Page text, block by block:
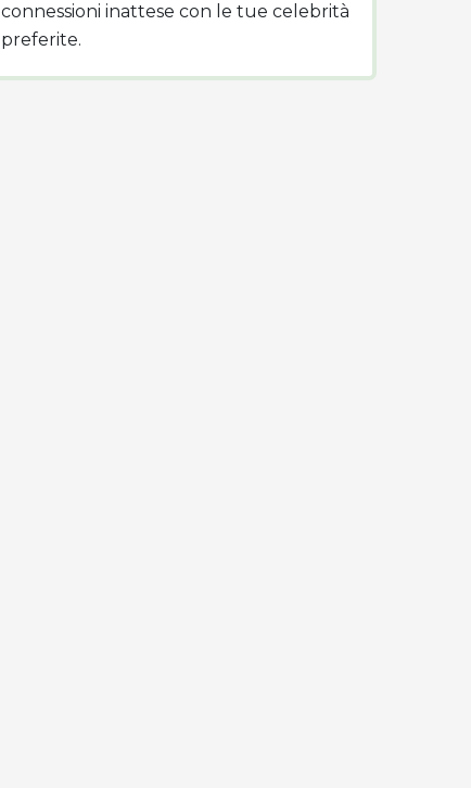
connessioni inattese con le tue celebrità
preferite.